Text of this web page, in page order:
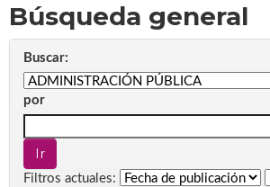
Búsqueda general
Buscar:
por
Filtros actuales: